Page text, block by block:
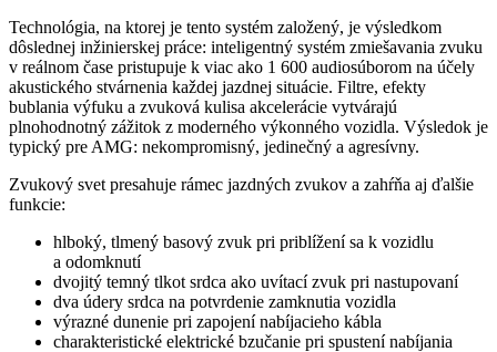
Technológia, na ktorej je tento systém založený, je výsledkom
dôslednej inžinierskej práce: inteligentný systém zmiešavania zvuku
v reálnom čase pristupuje k viac ako 1 600 audiosúborom na účely
akustického stvárnenia každej jazdnej situácie. Filtre, efekty
bublania výfuku a zvuková kulisa akcelerácie vytvárajú
plnohodnotný zážitok z moderného výkonného vozidla. Výsledok je
typický pre AMG: nekompromisný, jedinečný a agresívny.
Zvukový svet presahuje rámec jazdných zvukov a zahŕňa aj ďalšie
funkcie:
hlboký, tlmený basový zvuk pri priblížení sa k vozidlu
a odomknutí
dvojitý temný tlkot srdca ako uvítací zvuk pri nastupovaní
dva údery srdca na potvrdenie zamknutia vozidla
výrazné dunenie pri zapojení nabíjacieho kábla
charakteristické elektrické bzučanie pri spustení nabíjania